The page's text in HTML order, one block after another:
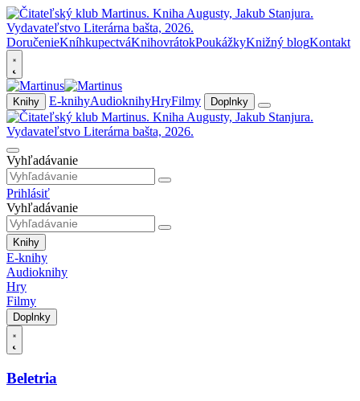
DoručenieKníhkupectváKnihovrátokPoukážkyKnižný blogKontakt
Knihy E-knihyAudioknihyHryFilmy Doplnky
Vyhľadávanie
Prihlásiť
Vyhľadávanie
Knihy
E-knihy
Audioknihy
Hry
Filmy
Doplnky
Beletria